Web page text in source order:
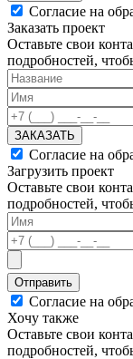
Согласие на
Заказать проект
Оставьте свои
подробностей,
ЗАКАЗАТЬ
Согласие на
Загрузить проект
Оставьте свои
подробностей,
Отправить
Согласие на
Хочу также
Оставьте свои
подробностей,